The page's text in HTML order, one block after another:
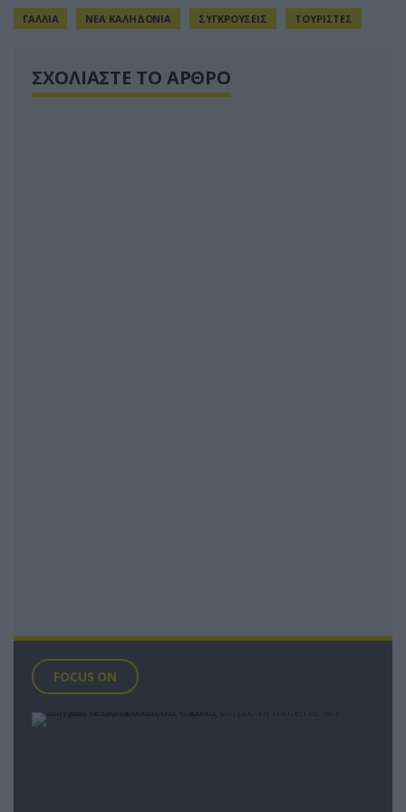
ΓΑΛΛΙΑ ΝΕΑ ΚΑΛΗΔΟΝΙΑ ΣΥΓΚΡΟΥΣΕΙΣ ΤΟΥΡΙΣΤΕΣ
ΣΧΟΛΙΑΣΤΕ ΤΟ ΑΡΘΡΟ
FOCUS ON